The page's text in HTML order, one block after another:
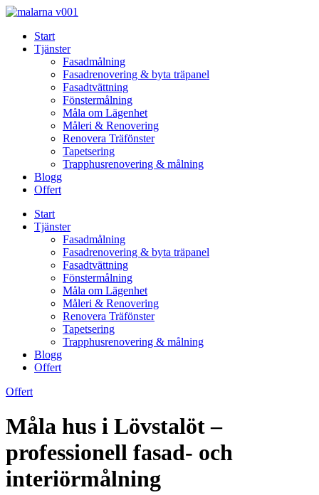
Skip
contentStart
Tjänster
Fasadmålning
Fasadrenovering & byta träpanel
Fasadtvättning
Fönstermålning
Måla om Lägenhet
Måleri & Renovering
Renovera Träfönster
Tapetsering
Trapphusrenovering & målning
Blogg
Offert
Start
Tjänster
Fasadmålning
Fasadrenovering & byta träpanel
Fasadtvättning
Fönstermålning
Måla om Lägenhet
Måleri & Renovering
Renovera Träfönster
Tapetsering
Trapphusrenovering & målning
Blogg
Offert
Offert
Måla hus i Lövstalöt –
professionell fasad- och
interiörmålning